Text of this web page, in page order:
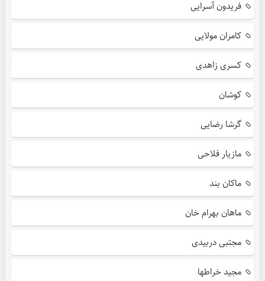
فریدون آسرایی
کامران مولایی
کسری زاهدی
کوشان
گرشا رضایی
مازیار فلاحی
ماکان بند
ماهان بهرام خان
مجتبی دربیدی
مجید خراطها